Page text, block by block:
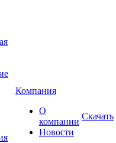
Компания
О
компании
Новости
Скачать